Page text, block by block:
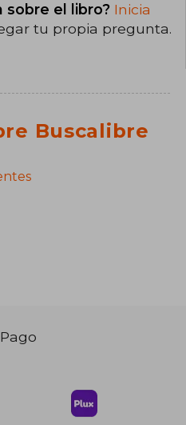
sobre el libro? Inicia
tu propia pregunta.
Buscalibre